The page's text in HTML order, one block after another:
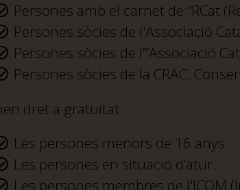
Persones amb el carnet de “RCat
Persones sòcies de l'Associació
Persones sòcies de l’”Associació
Persones sòcies de la CRAC,
dret a gratuïtat:
Les persones menors de 16 anys.
Les persones en situació d’atur.
Les persones membres de l'ICOM